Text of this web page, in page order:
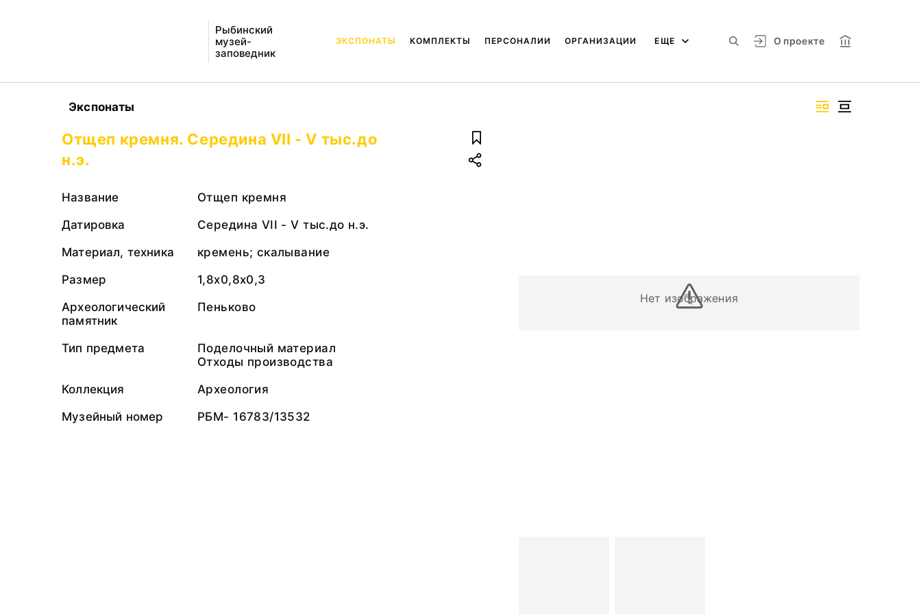
Рыбинский
музей-
заповедник
О проекте
ЭКСПОНАТЫ КОМПЛЕКТЫ ПЕРСОНАЛИИ ОРГАНИЗАЦИИ ЕЩЕ
Экспонаты
Нет изображения
Отщеп кремня. Середина VII - V тыс.до
н.э.
Название
Отщеп кремня
Датировка
Середина VII - V тыс.до н.э.
Материал, техника
кремень; скалывание
Размер
1,8х0,8х0,3
Археологический
памятник
Пеньково
Тип предмета
Поделочный материал
Отходы производства
Коллекция
Археология
Музейный номер
РБМ- 16783/13532